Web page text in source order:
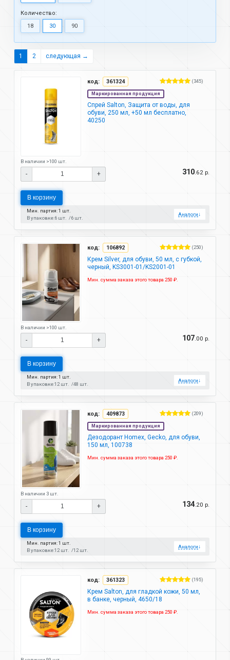
Количество:
18
30 90
1 2 следующая →
код: 361324 (345)
Маркированная продукция
Спрей Salton, Защита от воды, для
обуви, 250 мл, +50 мл бесплатно,
40250
В наличии >100 шт.
- + 310 .62 р.
В корзину
Мин. партия: 1 шт.
В упаковке:6 шт. 6 шт.
Аналоги↓
код: 106892 (250)
Крем Silver, для обуви, 50 мл, с губкой,
черный, KS3001-01/KS2001-01
Мин. сумма заказа этого товара 250 ₽.
В наличии >100 шт.
- + 107 .00 р.
В корзину
Мин. партия: 1 шт.
В упаковке:12 шт. 48 шт.
Аналоги↓
код: 409873 (209)
Маркированная продукция
Дезодорант Homex, Gecko, для обуви,
150 мл, 100738
Мин. сумма заказа этого товара 250 ₽.
В наличии 3 шт.
- + 134.20 р.
В корзину
Мин. партия: 1 шт.
В упаковке:12 шт. 12 шт.
Аналоги↓
код: 361323 (195)
Крем Salton, для гладкой кожи, 50 мл,
в банке, черный, 4650/18
Мин. сумма заказа этого товара 250 ₽.